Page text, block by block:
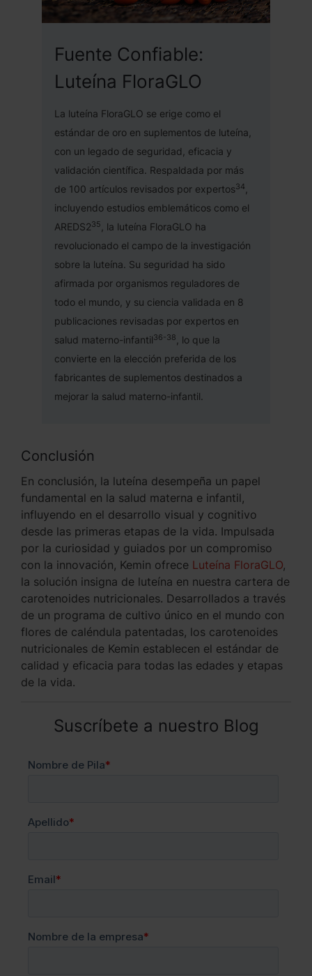
Fuente Confiable:
Luteína FloraGLO
La luteína FloraGLO se erige como el
estándar de oro en suplementos de luteína,
con un legado de seguridad, eficacia y
validación científica. Respaldada por más
de 100 artículos revisados por expertos34
incluyendo estudios emblemáticos como el
AREDS235
, la luteína FloraGLO ha
revolucionado el campo de la investigación
sobre la luteína. Su seguridad ha sido
afirmada por organismos reguladores de
todo el mundo, y su ciencia validada en 8
publicaciones revisadas por expertos en
salud materno-infantil36-38
, lo que la
convierte en la elección preferida de los
fabricantes de suplementos destinados a
mejorar la salud materno-infantil.
Conclusión
En conclusión, la luteína desempeña un papel
fundamental en la salud materna e infantil,
influyendo en el desarrollo visual y cognitivo
desde las primeras etapas de la vida. Impulsada
por la curiosidad y guiados por un compromiso
con la innovación, Kemin ofrece Luteína FloraGLO,
la solución insigna de luteína en nuestra cartera de
carotenoides nutricionales. Desarrollados a través
de un programa de cultivo único en el mundo con
flores de caléndula patentadas, los carotenoides
nutricionales de Kemin establecen el estándar de
calidad y eficacia para todas las edades y etapas
de la vida.
Suscríbete a nuestro Blog